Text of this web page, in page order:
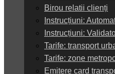
Birou relatii clienți
Instrucțiuni:
Instrucțiuni:
Tarife: transport
Tarife: zone
Emitere card